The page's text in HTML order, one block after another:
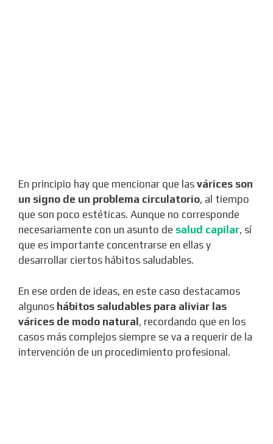
En principio hay que mencionar que las várices son
un signo de un problema circulatorio, al tiempo
que son poco estéticas. Aunque no corresponde
necesariamente con un asunto de salud capilar, sí
que es importante concentrarse en ellas y
desarrollar ciertos hábitos saludables.
En ese orden de ideas, en este caso destacamos
algunos hábitos saludables para aliviar las
várices de modo natural, recordando que en los
casos más complejos siempre se va a requerir de la
intervención de un procedimiento profesional.